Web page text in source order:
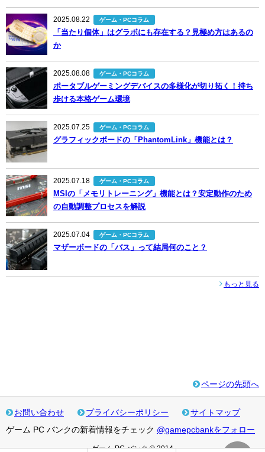
2025.08.22 ゲーム・PCコラム
「当たり個体」はグラボにも存在する？見極め方はあるの
か
2025.08.08 ゲーム・PCコラム
ポータブルゲーミングデバイスの多様化が切り拓く！持ち
歩ける本格ゲーム環境
2025.07.25 ゲーム・PCコラム
グラフィックボードの「PhantomLink」機能とは？
2025.07.18 ゲーム・PCコラム
MSIの「メモリトレーニング」機能とは？安定動作のため
の自動調整プロセスを解説
2025.07.04 ゲーム・PCコラム
マザーボードの「バス」って結局何のこと？
もっと見る
ページの先頭へ
お問い合わせ プライバシーポリシー
サイトマップ
ゲーム PC バンクの新着情報をチェック @gamepcbankをフォロー
ゲーム PC バンク © 2014